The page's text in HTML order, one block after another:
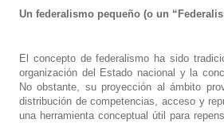
Un federalismo pequeño (o un
El concepto de federalismo ha sido
organización del Estado nacional y la
No obstante, su proyección al ámbito
distribución de competencias, acceso y
una herramienta conceptual útil para